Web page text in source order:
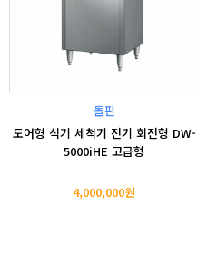
돌핀
도어형 식기 세척기 전기 회전형 DW-
5000iHE 고급형
4,000,000원